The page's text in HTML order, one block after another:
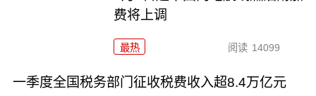
费将上调
最热 阅读 14099
一季度全国税务部门征收税费收入超8.4万亿元